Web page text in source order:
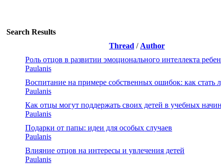
Search Results
Thread / Author
Роль отцов в развитии эмоционального интеллекта
Paulanis
Воспитание на примере собственных ошибок: как стать
Paulanis
Как отцы могут поддержать своих детей в учебных
Paulanis
Подарки от папы: идеи для особых случаев
Paulanis
Влияние отцов на интересы и увлечения детей
Paulanis